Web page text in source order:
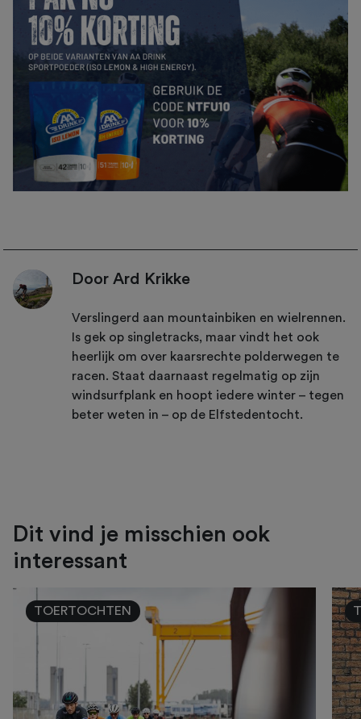
Door Ard Krikke
Verslingerd aan mountainbiken en wielrennen.
Is gek op singletracks, maar vindt het ook
heerlijk om over kaarsrechte polderwegen te
racen. Staat daarnaast regelmatig op zijn
windsurfplank en hoopt iedere winter – tegen
beter weten in – op de Elfstedentocht.
Dit vind je misschien ook
interessant
TOERTOCHTEN